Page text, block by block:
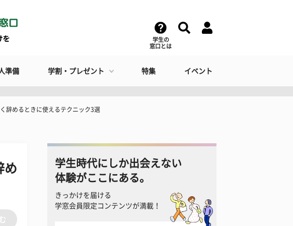
学生の
窓口とは
準備 学割・プレゼント 特集 イベント
辞めるときに使えるテクニック3選
め
学生時代にしか出会えない
体験がここにある。
きっかけを届ける
学窓会員限定コンテンツが満載！